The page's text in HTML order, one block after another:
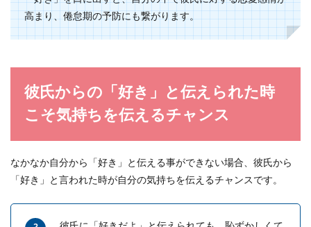
方法。大人の婚活成功術
大人な女性の恋愛とは？自立している
大人な女性は恋愛に対してどのように向き合って
いるのでしょうか。大人な女性は相手や恋愛に振
高まり、倦怠期の予防にも繋がります。
彼氏からの「好き」と伝えられた時
こそ気持ちを伝えるチャンス
なかなか自分から「好き」と伝える事ができない場合、彼氏から
「好き」と言われた時が自分の気持ちを伝えるチャンスです。